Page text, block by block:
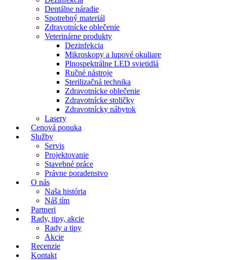
Dentálne náradie
Spotrebný materiál
Zdravotnícke oblečenie
Veterinárne produkty
Dezinfekcia
Mikroskopy a lupové okuliare
Plnospektrálne LED svietidlá
Ručné nástroje
Sterilizačná technika
Zdravotnícke oblečenie
Zdravotnícke stoličky
Zdravotnícky nábytok
Lasery
Cenová ponuka
Služby
Servis
Projektovanie
Stavebné práce
Právne poradenstvo
O nás
Naša história
Náš tím
Partneri
Rady, tipy, akcie
Rady a tipy
Akcie
Recenzie
Kontakt